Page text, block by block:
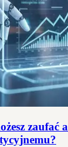
zaufać